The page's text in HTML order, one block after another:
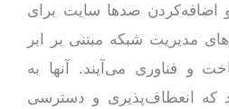
اضافه‌کردن صدها سایت برای
مدیریت شبکه مبتنی بر ابر
و فناوری می‌آیند. آنها به
که انعطاف‌پذیری و دسترسی